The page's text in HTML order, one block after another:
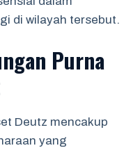
di wilayah tersebut.
Purna
Deutz mencakup
yang